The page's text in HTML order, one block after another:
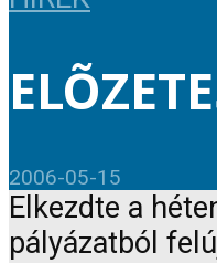
2006-05-15
Elkezdte a
pályázatból